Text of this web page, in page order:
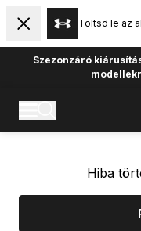
Töltsd le az
Szezonzáró
Hiba